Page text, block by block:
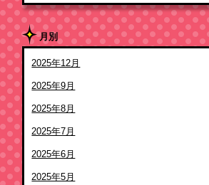
月別
2025年12月
2025年9月
2025年8月
2025年7月
2025年6月
2025年5月